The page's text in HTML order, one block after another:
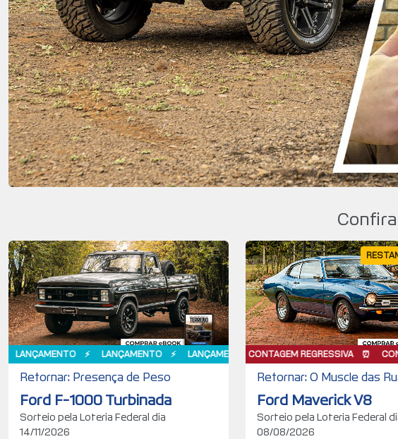
LANÇAMENTO LANÇAMENTO LANÇAMENTO LANÇAMENTO
Retornar: Presença de Peso
Ford F-1000 Turbinada
Sorteio pela Loteria Federal dia
14/11/2026
CONTAGEM REGRESSIVA CONTAGEM REGRESSIVA CONTAGEM
Retornar: O Muscle das
Ford Maverick V8
Sorteio pela Loteria Federal
08/08/2026
ÚLTIMOS DIAS